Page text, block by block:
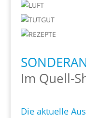
Im Quell-
Die aktuelle